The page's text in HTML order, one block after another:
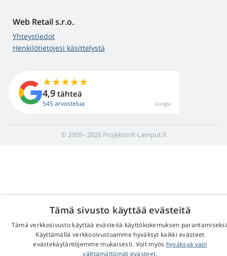
Web Retail s.r.o.
Yhteystiedot
Henkilötietojesi käsittelystä
4,9 tähteä
545 arvostelua Google
© 2009 - 2026 Projektorit-Lamput.fi
Tämä sivusto käyttää evästeitä
Tämä verkkosivusto käyttää evästeitä käyttökokemuksen
Käyttämällä verkkosivustoamme hyväksyt kaikki evästeet
evästekäytäntöjemme mukaisesti. Voit myös hyväksyä vain
välttämättömät evästeet.